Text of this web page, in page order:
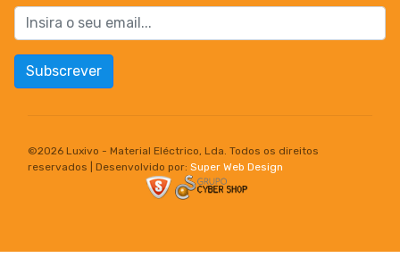
Subscrever
©2026 Luxivo - Material Eléctrico, Lda. Todos os direitos
reservados | Desenvolvido por: Super Web Design